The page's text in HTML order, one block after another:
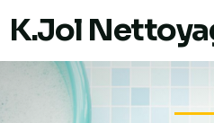
K.Jol